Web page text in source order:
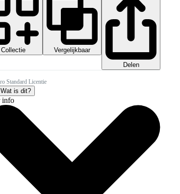
Collectie
Vergelijkbaar
Delen
Standard Licentie
Wat is dit?
info